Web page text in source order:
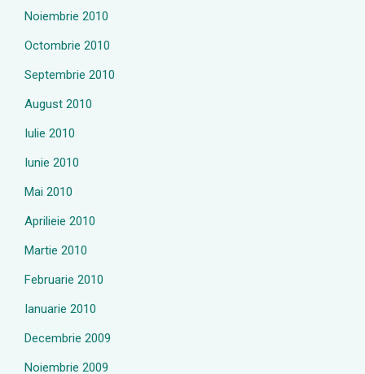
Noiembrie 2010
Octombrie 2010
Septembrie 2010
August 2010
Iulie 2010
Iunie 2010
Mai 2010
Aprilieie 2010
Martie 2010
Februarie 2010
Ianuarie 2010
Decembrie 2009
Noiembrie 2009